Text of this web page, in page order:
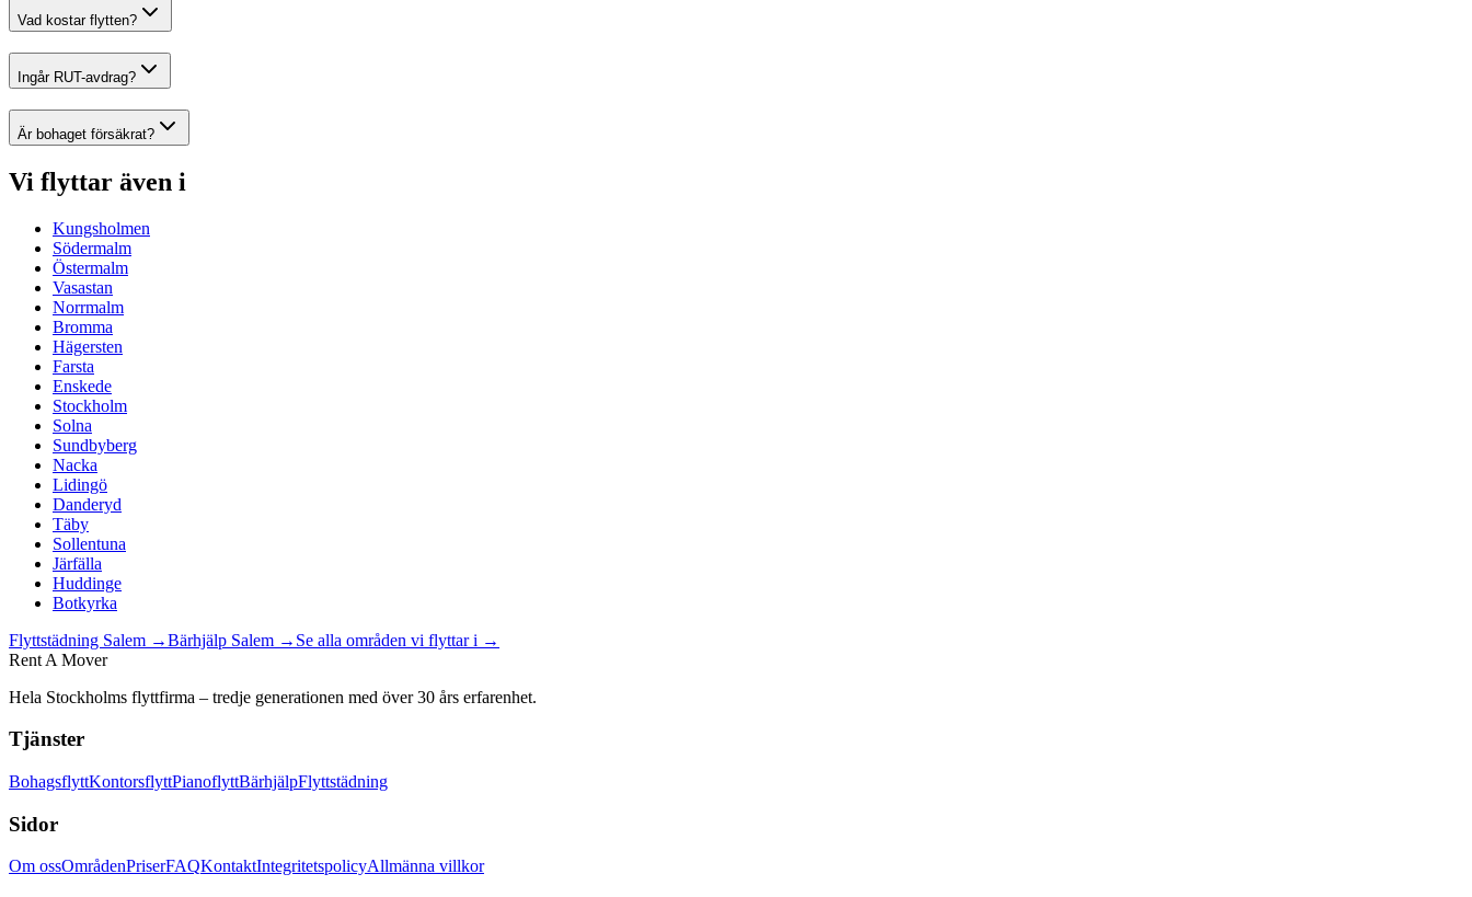
Vad kostar flytten?
Ingår RUT-avdrag?
Är bohaget försäkrat?
Vi flyttar även i
Kungsholmen
Södermalm
Östermalm
Vasastan
Norrmalm
Bromma
Hägersten
Farsta
Enskede
Stockholm
Solna
Sundbyberg
Nacka
Lidingö
Danderyd
Täby
Sollentuna
Järfälla
Huddinge
Botkyrka
Flyttstädning Salem →Bärhjälp Salem → Se alla områden vi flyttar i →
Rent A Mover
Hela Stockholms flyttfirma – tredje generationen med över 30 års erfarenhet.
Tjänster
BohagsflyttKontorsflyttPianoflyttBärhjälpFlyttstädning
Sidor
Om ossOmrådenPriserFAQKontaktIntegritetspolicyAllmänna villkor